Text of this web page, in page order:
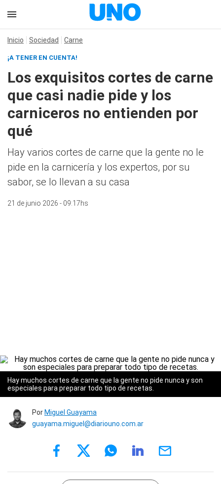
Inicio Sociedad Carne
¡A TENER EN CUENTA!
Los exquisitos cortes de carne
que casi nadie pide y los
carniceros no entienden por
qué
Hay varios cortes de carne que la gente no le
pide en la carnicería y los expertos, por su
sabor, se lo llevan a su casa
21 de junio 2026 - 09:17hs
Hay muchos cortes de carne que la gente no pide nunca y son
especiales para preparar todo tipo de recetas.
Por Miguel Guayama
guayama.miguel@diariouno.com.ar